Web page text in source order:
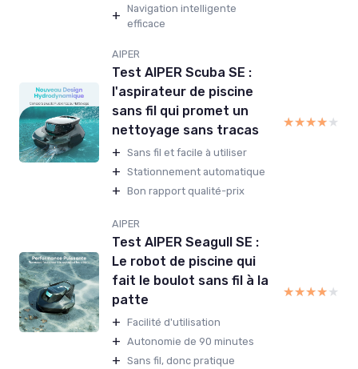
+ Navigation intelligente
efficace
AIPER
Test AIPER Scuba SE :
l'aspirateur de piscine
sans fil qui promet un
nettoyage sans tracas
+ Sans fil et facile à utiliser
+ Stationnement automatique
+ Bon rapport qualité-prix
★★★★★
★★★★★
AIPER
Test AIPER Seagull SE :
Le robot de piscine qui
fait le boulot sans fil à la
patte
+ Facilité d'utilisation
+ Autonomie de 90 minutes
+ Sans fil, donc pratique
★★★★★
★★★★★